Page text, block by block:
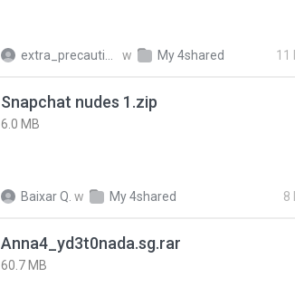
w My 4shared 11
Snapchat nudes 1.zip
6.0 MB
Baixar Q. w My 4shared 8
Anna4_yd3t0nada.sg.rar
60.7 MB